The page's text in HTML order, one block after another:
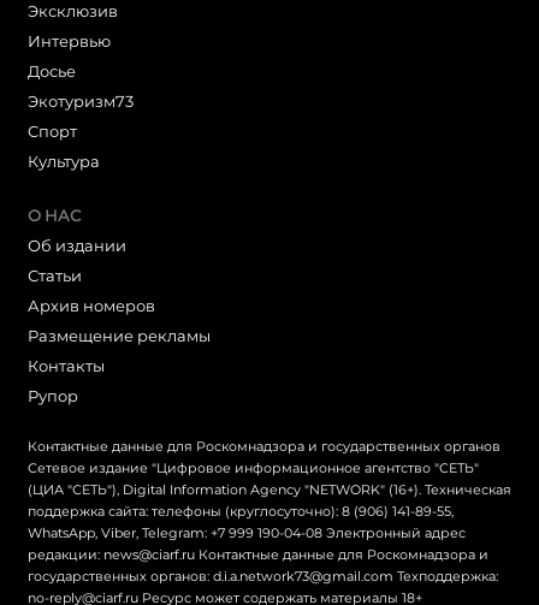
Эксклюзив
Интервью
Досье
Экотуризм73
Cпорт
Культура
О НАС
Об издании
Статьи
Архив номеров
Размещение рекламы
Контакты
Рупор
Контактные данные для Роскомнадзора и государственных органов
Сетевое издание "Цифровое информационное агентство "СЕТЬ"
(ЦИА "СЕТЬ"), Digital Information Agency "NETWORK" (16+). Техническая
поддержка сайта: телефоны (круглосуточно): 8 (906) 141-89-55,
WhatsApp, Viber, Telegram: +7 999 190-04-08 Электронный адрес
редакции: news@ciarf.ru Контактные данные для Роскомнадзора и
государственных органов: d.i.a.network73@gmail.com Техподдержка:
no-reply@ciarf.ru Ресурс может содержать материалы 18+